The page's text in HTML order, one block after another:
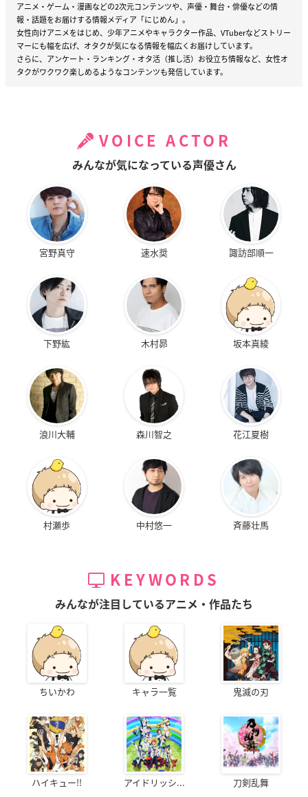
アニメ・ゲーム・漫画などの2次元コンテンツや、声優・舞台・俳優などの情
報・話題をお届けする情報メディア「にじめん」。
女性向けアニメをはじめ、少年アニメやキャラクター作品、VTuberなどストリー
マーにも幅を広げ、オタクが気になる情報を幅広くお届けしています。
さらに、アンケート・ランキング・オタ活（推し活）お役立ち情報など、女性オ
タクがワクワク楽しめるようなコンテンツも発信しています。
VOICE ACTOR
みんなが気になっている声優さん
宮野真守 速水奨 諏訪部順一
下野紘 木村昴 坂本真綾
浪川大輔 森川智之 花江夏樹
村瀬歩 中村悠一 斉藤壮馬
KEYWORDS
みんなが注目しているアニメ・作品たち
ちいかわ キャラ一覧 鬼滅の刃
ハイキュー!! アイドリッシ... 刀剣乱舞